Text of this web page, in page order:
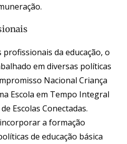
da educação, o
em diversas políticas
Nacional Criança
Escola em Tempo Integral
Escolas Conectadas.
a formação
de educação básica